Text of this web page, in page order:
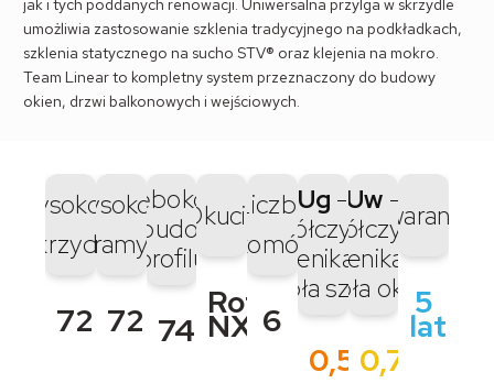
jak i tych poddanych renowacji. Uniwersalna przylga w skrzydle
umożliwia zastosowanie szklenia tradycyjnego na podkładkach,
szklenia statycznego na sucho STV® oraz klejenia na mokro.
Team Linear to kompletny system przeznaczony do budowy
okien, drzwi balkonowych i wejściowych.
Wysokość
skrzydła
72mm
Wysokość
ramy
72mm
Głębokość
zabudowy
profilu
74mm
Okucie
Roto
NX
Liczba
komór
6
Ug -
współczynnik
przenikania
ciepła szyby
0,5[W/m2K]
Uw -
współczynnik
przenikania
ciepła okna*
0,76[W/
Gwarancja
5
lat